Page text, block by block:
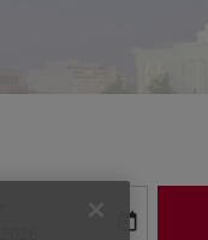
return-date-aria-label
today